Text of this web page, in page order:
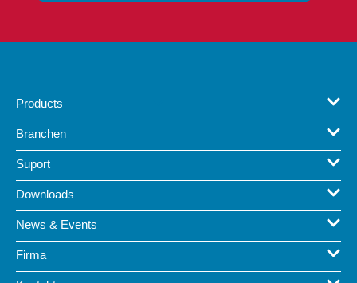
Products
Branchen
Suport
Downloads
News & Events
Firma